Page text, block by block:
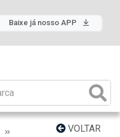
Baixe já nosso APP
VOLTAR